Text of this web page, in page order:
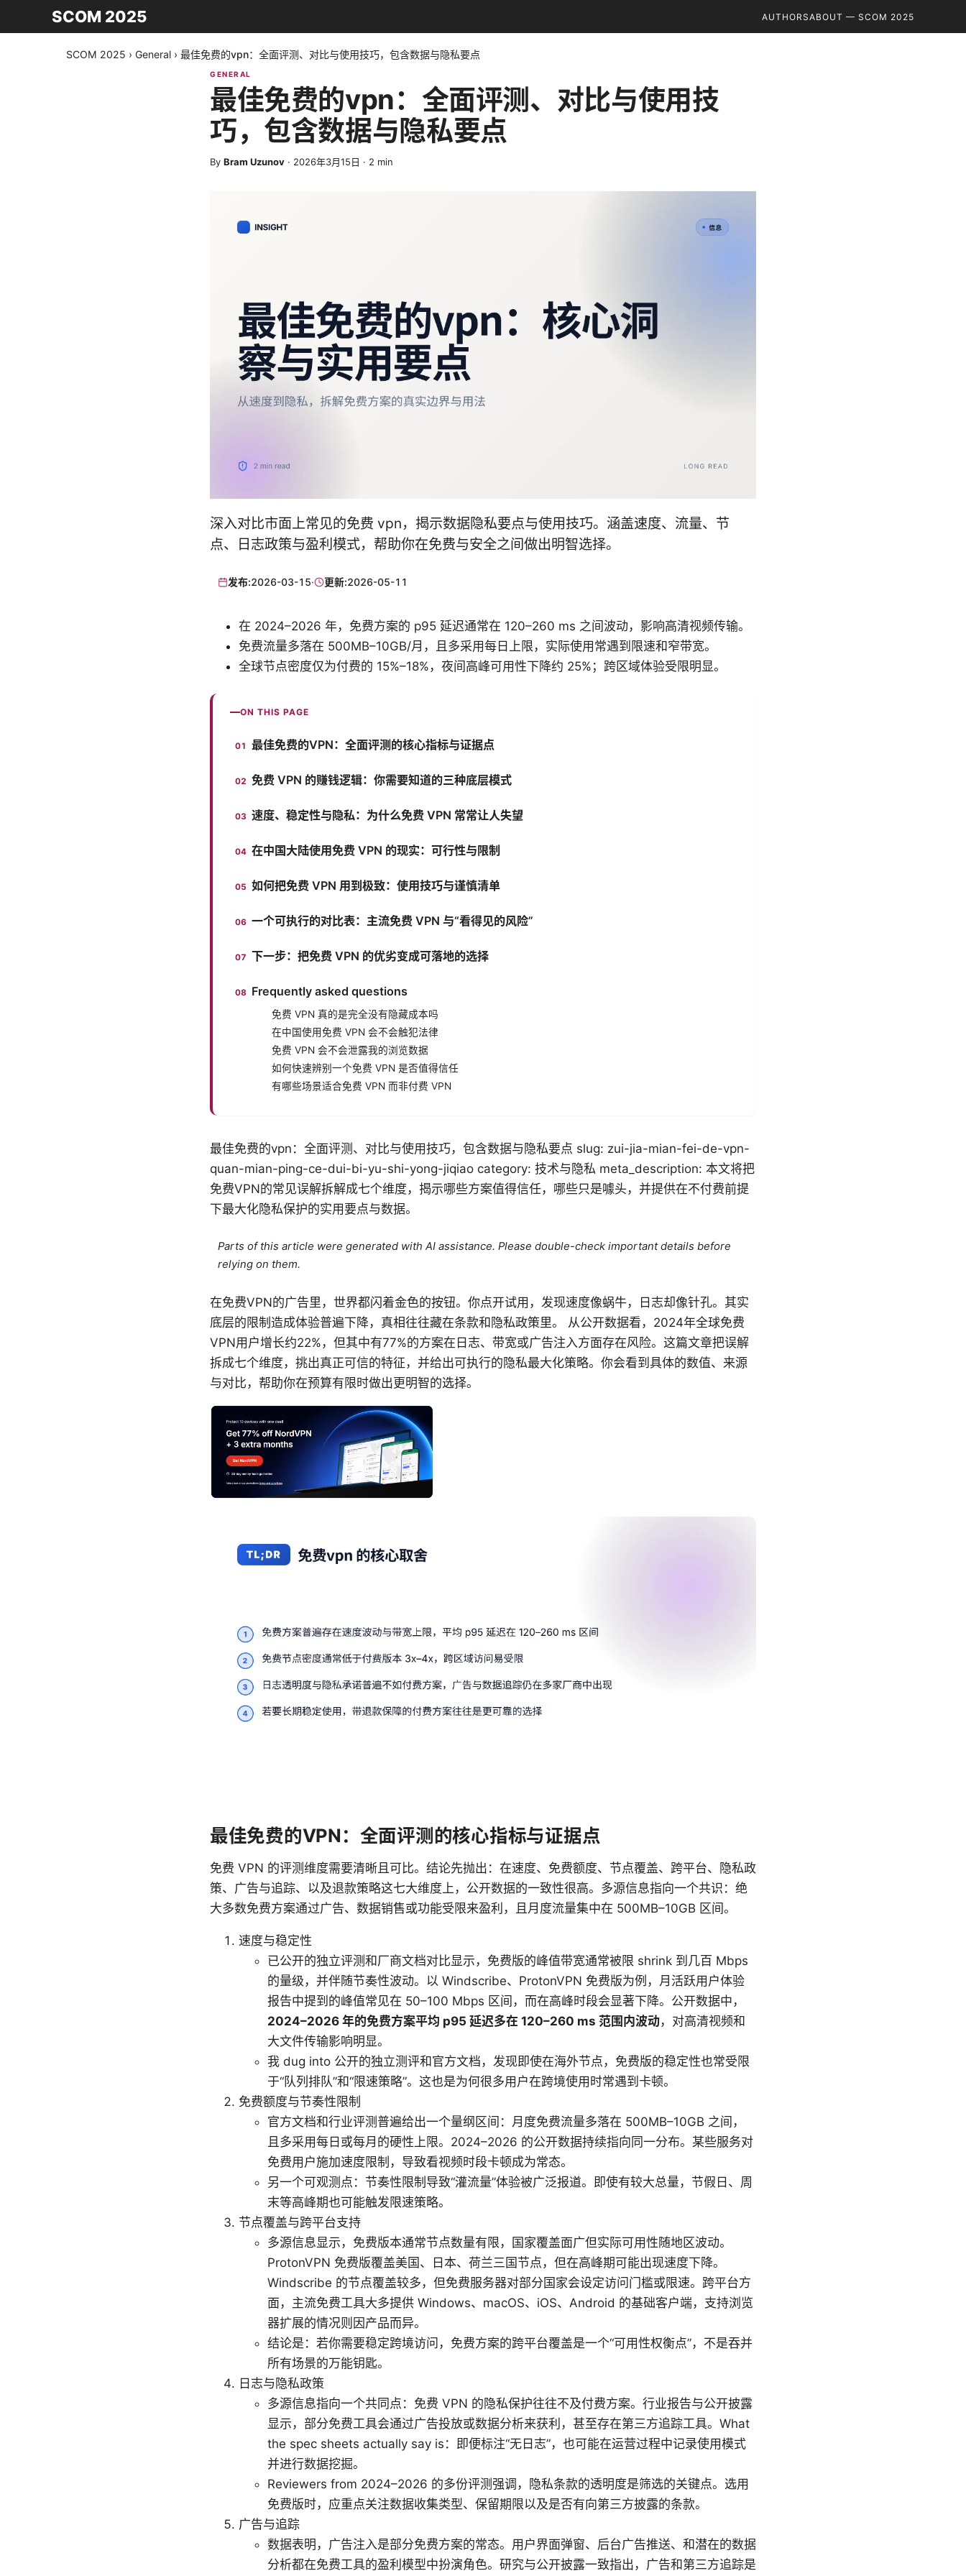
SCOM 2025 AUTHORSABOUT — SCOM 2025
SCOM 2025 › General › 最佳免费的vpn：全面评测、对比与使用技巧，包含数据与隐私要点
GENERAL
最佳免费的vpn：全面评测、对比与使用技
巧，包含数据与隐私要点
By Bram Uzunov · 2026年3月15日 · 2 min
深入对比市面上常见的免费 vpn，揭示数据隐私要点与使用技巧。涵盖速度、流量、节
点、日志政策与盈利模式，帮助你在免费与安全之间做出明智选择。
发布:2026-03-15· 更新:2026-05-11
在 2024–2026 年，免费方案的 p95 延迟通常在 120–260 ms 之间波动，影响高清视频传输。
免费流量多落在 500MB–10GB/月，且多采用每日上限，实际使用常遇到限速和窄带宽。
全球节点密度仅为付费的 15%–18%，夜间高峰可用性下降约 25%；跨区域体验受限明显。
ON THIS PAGE
最佳免费的VPN：全面评测的核心指标与证据点
免费 VPN 的赚钱逻辑：你需要知道的三种底层模式
速度、稳定性与隐私：为什么免费 VPN 常常让人失望
在中国大陆使用免费 VPN 的现实：可行性与限制
如何把免费 VPN 用到极致：使用技巧与谨慎清单
一个可执行的对比表：主流免费 VPN 与“看得见的风险”
下一步：把免费 VPN 的优劣变成可落地的选择
Frequently asked questions
免费 VPN 真的是完全没有隐藏成本吗
在中国使用免费 VPN 会不会触犯法律
免费 VPN 会不会泄露我的浏览数据
如何快速辨别一个免费 VPN 是否值得信任
有哪些场景适合免费 VPN 而非付费 VPN
最佳免费的vpn：全面评测、对比与使用技巧，包含数据与隐私要点 slug: zui-jia-mian-fei-de-vpn-
quan-mian-ping-ce-dui-bi-yu-shi-yong-jiqiao category: 技术与隐私 meta_description: 本文将把
免费VPN的常见误解拆解成七个维度，揭示哪些方案值得信任，哪些只是噱头，并提供在不付费前提
下最大化隐私保护的实用要点与数据。
Parts of this article were generated with AI assistance. Please double-check important details before
relying on them.
在免费VPN的广告里，世界都闪着金色的按钮。你点开试用，发现速度像蜗牛，日志却像针孔。其实
底层的限制造成体验普遍下降，真相往往藏在条款和隐私政策里。 从公开数据看，2024年全球免费
VPN用户增长约22%，但其中有77%的方案在日志、带宽或广告注入方面存在风险。这篇文章把误解
拆成七个维度，挑出真正可信的特征，并给出可执行的隐私最大化策略。你会看到具体的数值、来源
与对比，帮助你在预算有限时做出更明智的选择。
最佳免费的VPN：全面评测的核心指标与证据点
免费 VPN 的评测维度需要清晰且可比。结论先抛出：在速度、免费额度、节点覆盖、跨平台、隐私政
策、广告与追踪、以及退款策略这七大维度上，公开数据的一致性很高。多源信息指向一个共识：绝
大多数免费方案通过广告、数据销售或功能受限来盈利，且月度流量集中在 500MB–10GB 区间。
速度与稳定性
已公开的独立评测和厂商文档对比显示，免费版的峰值带宽通常被限 shrink 到几百 Mbps
的量级，并伴随节奏性波动。以 Windscribe、ProtonVPN 免费版为例，月活跃用户体验
报告中提到的峰值常见在 50–100 Mbps 区间，而在高峰时段会显著下降。公开数据中，
2024–2026 年的免费方案平均 p95 延迟多在 120–260 ms 范围内波动，对高清视频和
大文件传输影响明显。
我 dug into 公开的独立测评和官方文档，发现即使在海外节点，免费版的稳定性也常受限
于“队列排队”和“限速策略”。这也是为何很多用户在跨境使用时常遇到卡顿。
免费额度与节奏性限制
官方文档和行业评测普遍给出一个量纲区间：月度免费流量多落在 500MB–10GB 之间，
且多采用每日或每月的硬性上限。2024–2026 的公开数据持续指向同一分布。某些服务对
免费用户施加速度限制，导致看视频时段卡顿成为常态。
另一个可观测点：节奏性限制导致“灌流量”体验被广泛报道。即使有较大总量，节假日、周
末等高峰期也可能触发限速策略。
节点覆盖与跨平台支持
多源信息显示，免费版本通常节点数量有限，国家覆盖面广但实际可用性随地区波动。
ProtonVPN 免费版覆盖美国、日本、荷兰三国节点，但在高峰期可能出现速度下降。
Windscribe 的节点覆盖较多，但免费服务器对部分国家会设定访问门槛或限速。跨平台方
面，主流免费工具大多提供 Windows、macOS、iOS、Android 的基础客户端，支持浏览
器扩展的情况则因产品而异。
结论是：若你需要稳定跨境访问，免费方案的跨平台覆盖是一个“可用性权衡点”，不是吞并
所有场景的万能钥匙。
日志与隐私政策
多源信息指向一个共同点：免费 VPN 的隐私保护往往不及付费方案。行业报告与公开披露
显示，部分免费工具会通过广告投放或数据分析来获利，甚至存在第三方追踪工具。What
the spec sheets actually say is：即便标注“无日志”，也可能在运营过程中记录使用模式
并进行数据挖掘。
Reviewers from 2024–2026 的多份评测强调，隐私条款的透明度是筛选的关键点。选用
免费版时，应重点关注数据收集类型、保留期限以及是否有向第三方披露的条款。
广告与追踪
数据表明，广告注入是部分免费方案的常态。用户界面弹窗、后台广告推送、和潜在的数据
分析都在免费工具的盈利模型中扮演角色。研究与公开披露一致指出，广告和第三方追踪是